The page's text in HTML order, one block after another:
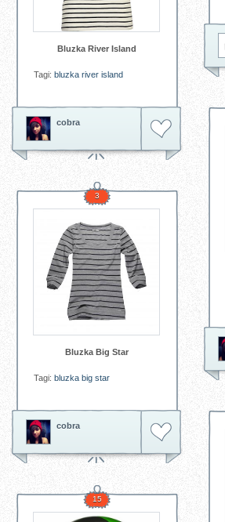
Bluzka River Island
Tagi: bluzka river island
cobra
3
Bluzka Big Star
Tagi: bluzka big star
cobra
15